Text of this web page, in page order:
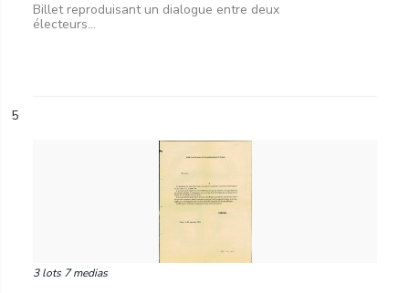
Billet reproduisant un dialogue entre deux
électeurs...
5
3 lots 7 medias